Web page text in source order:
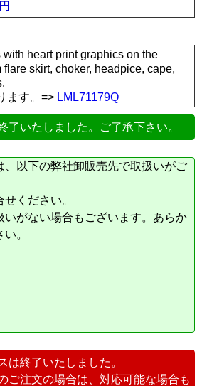
heart print graphics on the
skirt, choker, headpice, cape,
ます。=> LML71179Q
了いたしました。ご了承下さい。
、以下の弊社卸販売先で取扱いがご
ください。
いがない場合もございます。あらか
。
は終了いたしました。
ご注文の場合は、対応可能な場合も